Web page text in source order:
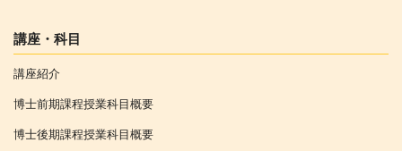
講座・科目
講座紹介
博士前期課程授業科目概要
博士後期課程授業科目概要